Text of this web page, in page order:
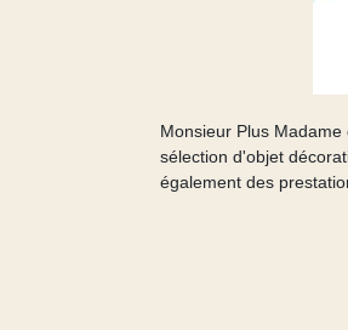
Monsieur Plus
sélection d'objet
également des